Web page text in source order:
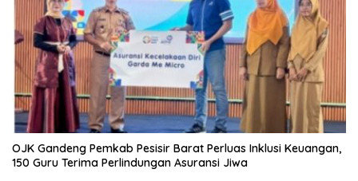
OJK Gandeng Pemkab Pesisir Barat Perluas Inklusi Keuangan,
150 Guru Terima Perlindungan Asuransi Jiwa